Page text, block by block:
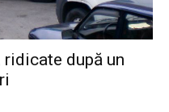
după un